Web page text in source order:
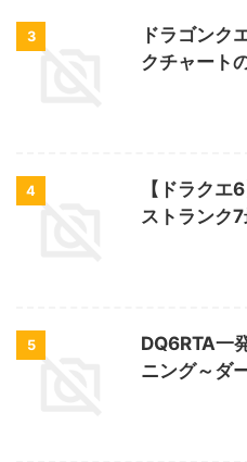
3
ドラゴンク
クチャート
4
【ドラクエ
ストランク
5
DQ6RTA一
ニング～ダ